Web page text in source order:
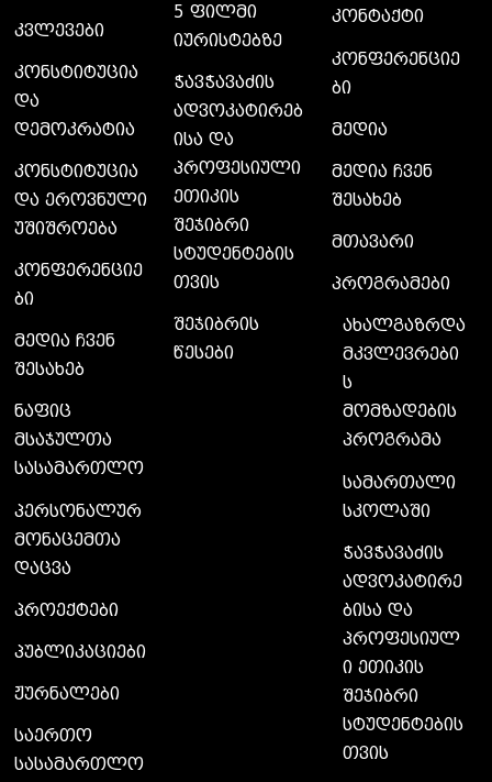
კვლევები
კონსტიტუცია
და
დემოკრატია
კონსტიტუცია
და ეროვნული
უშიშროება
კონფერენციე
ბი
მედია ჩვენ
შესახებ
ნაფიც
მსაჯულთა
სასამართლო
პერსონალურ
მონაცემთა
დაცვა
პროექტები
პუბლიკაციები
ჟურნალები
საერთო
სასამართლო
5 ფილმი
იურისტებზე
ჭავჭავაძის
ადვოკატირებ
ისა და
პროფესიული
ეთიკის
შეჯიბრი
სტუდენტების
თვის
შეჯიბრის
წესები
კონტაქტი
კონფერენციე
ბი
მედია
მედია ჩვენ
შესახებ
მთავარი
პროგრამები
ახალგაზრდა
მკვლევრები
ს
მომზადების
პროგრამა
სამართალი
სკოლაში
ჭავჭავაძის
ადვოკატირე
ბისა და
პროფესიულ
ი ეთიკის
შეჯიბრი
სტუდენტების
თვის